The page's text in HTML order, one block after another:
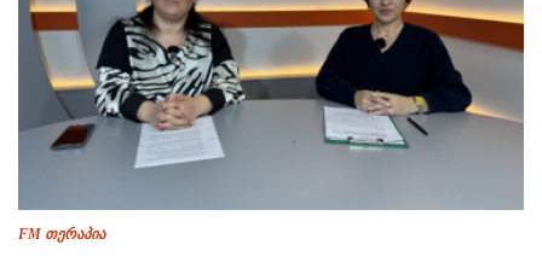
FM თერაპია